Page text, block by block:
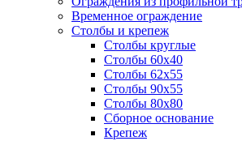
Временное ограждение
Столбы и крепеж
Столбы круглые
Столбы 60х40
Столбы 62х55
Столбы 90х55
Столбы 80х80
Сборное основание
Крепеж